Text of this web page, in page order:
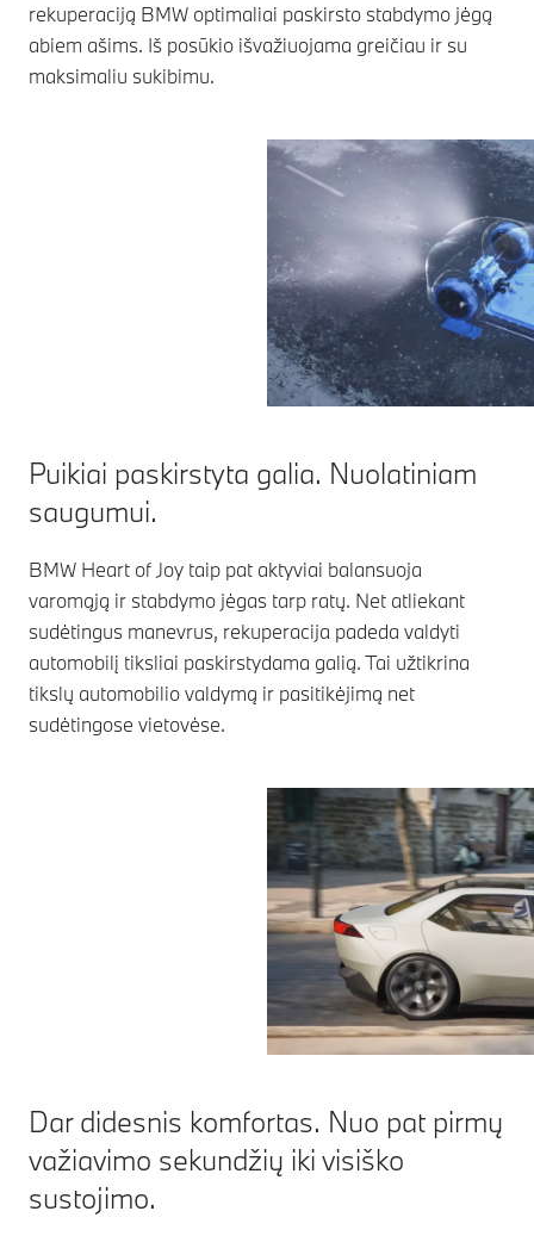
rekuperaciją BMW optimaliai paskirsto stabdymo jėgą
abiem ašims. Iš posūkio išvažiuojama greičiau ir su
maksimaliu sukibimu.
Puikiai paskirstyta galia. Nuolatiniam
saugumui.
BMW Heart of Joy taip pat aktyviai balansuoja
varomąją ir stabdymo jėgas tarp ratų. Net atliekant
sudėtingus manevrus, rekuperacija padeda valdyti
automobilį tiksliai paskirstydama galią. Tai užtikrina
tikslų automobilio valdymą ir pasitikėjimą net
sudėtingose vietovėse.
Dar didesnis komfortas. Nuo pat pirmų
važiavimo sekundžių iki visiško
sustojimo.